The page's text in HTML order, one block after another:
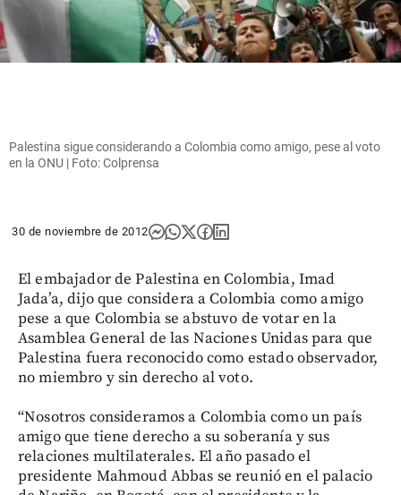
Palestina sigue considerando a Colombia como amigo, pese al voto
en la ONU | Foto: Colprensa
30 de noviembre de 2012
El embajador de Palestina en Colombia, Imad
Jada’a, dijo que considera a Colombia como amigo
pese a que Colombia se abstuvo de votar en la
Asamblea General de las Naciones Unidas para que
Palestina fuera reconocido como estado observador,
no miembro y sin derecho al voto.
“Nosotros consideramos a Colombia como un país
amigo que tiene derecho a su soberanía y sus
relaciones multilaterales. El año pasado el
presidente Mahmoud Abbas se reunió en el palacio